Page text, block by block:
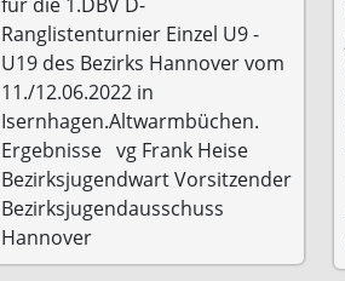
Ranglistenturnier Einzel U9 -
U19 des Bezirks Hannover vom
11./12.06.2022 in
Isernhagen.Altwarmbüchen.
Ergebnisse vg Frank Heise
Bezirksjugendwart Vorsitzender
Bezirksjugendausschuss
Hannover